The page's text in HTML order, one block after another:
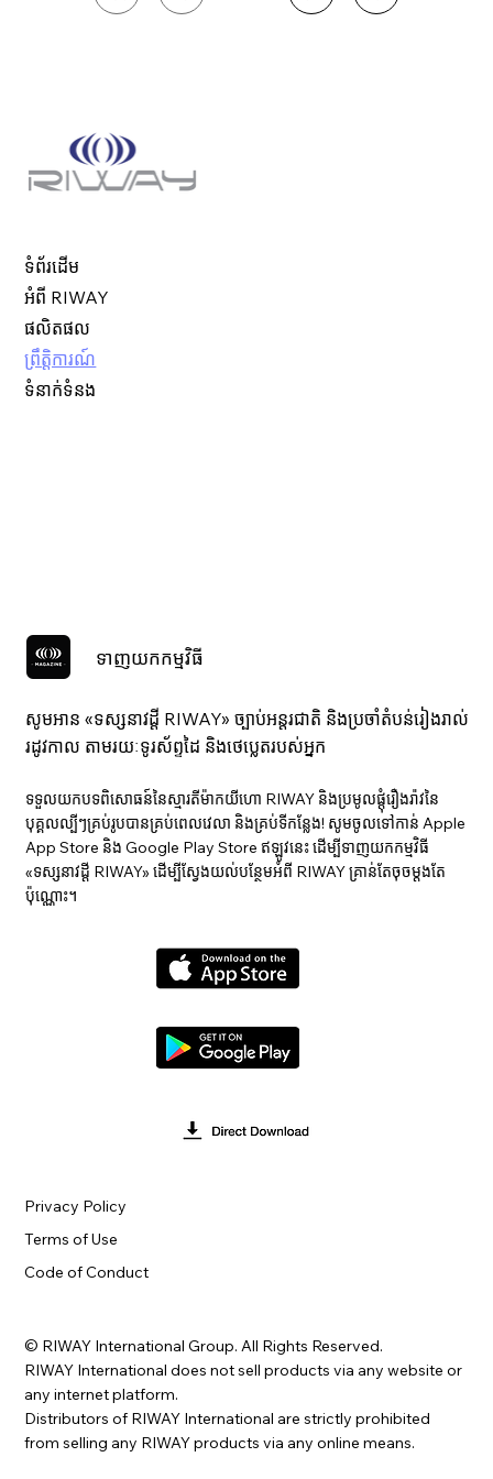
ទំព័រដើម
អំពី RIWAY
ផលិតផល
ព្រឹត្តិការណ៍
ទំនាក់ទំនង
ទាញយកកម្មវិធី
សូមអាន «ទស្សនាវ​ដ្ដី RIWAY» ច្បាប់អន្តរជាតិ និងប្រចាំតំបន់រៀងរាល់
រដូវកាល តាមរយៈទូរស័ព្ទដៃ និងថេប្លេតរបស់អ្នក
ទទួលយកបទពិសោធន៍នៃស្មារតីម៉ាកយីហោ RIWAY និងប្រមូលផ្តុំរឿងរ៉ាវនៃ
បុគ្គលល្បីៗគ្រប់រូបបានគ្រប់ពេលវេលា និងគ្រប់ទីកន្លែង! សូមចូលទៅកាន់ Apple
App Store និង Google Play Store ឥឡូវនេះ ដើម្បីទាញយកកម្មវិធី
«ទស្សនាវ​ដ្ដី RIWAY» ដើម្បីស្វែងយល់បន្ថែមអំពី RIWAY គ្រាន់តែចុចម្តងតែ
ប៉ុណ្ណោះ។
Terms of Use
Privacy Policy
Code of Conduct
© RIWAY International Group. All Rights Reserved.
RIWAY International does not sell products via any website or
any internet platform.
Distributors of RIWAY International are strictly prohibited
from selling any RIWAY products via any online means.